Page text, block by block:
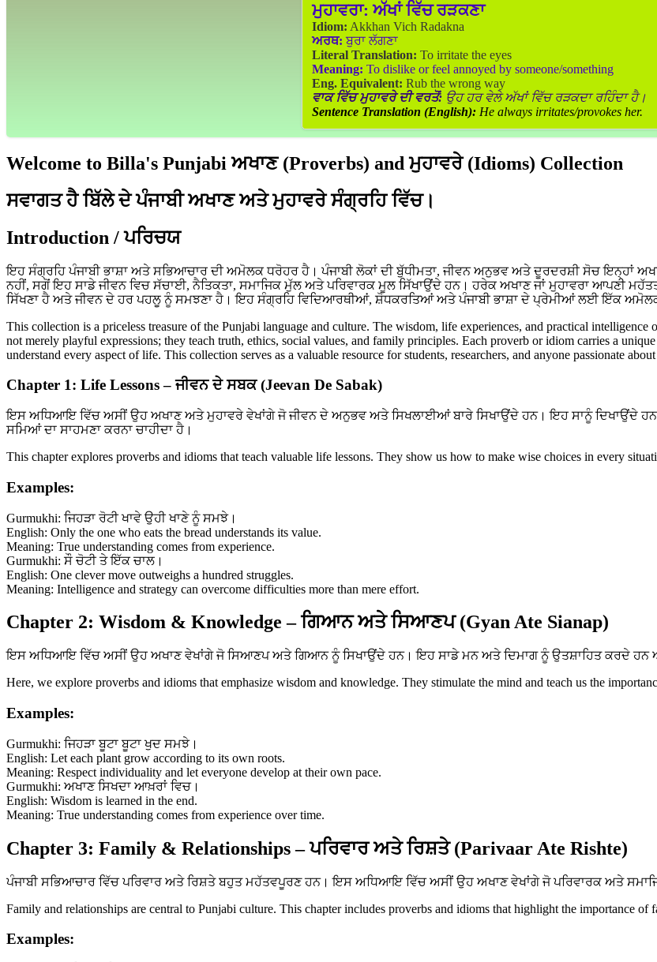
ਮੁਹਾਵਰਾ: ਅੱਖਾਂ ਵਿੱਚ ਰੜਕਣਾ
Idiom: Akkhan Vich Radakna
ਅਰਥ: ਬੁਰਾ ਲੱਗਣਾ
Literal Translation: To irritate the eyes
Meaning: To dislike or feel annoyed by someone/something
Eng. Equivalent: Rub the wrong way
ਵਾਕ ਵਿੱਚ ਮੁਹਾਵਰੇ ਦੀ ਵਰਤੋਂ: ਉਹ ਹਰ ਵੇਲੇ ਅੱਖਾਂ ਵਿੱਚ ਰੜਕਦਾ ਰਹਿੰਦਾ ਹੈ।
Sentence Translation (English): He always irritates/provokes her.
Welcome to Billa's Punjabi ਅਖਾਣ (Proverbs) and ਮੁਹਾਵਰੇ (Idioms) Collection
ਸਵਾਗਤ ਹੈ ਬਿੱਲੇ ਦੇ ਪੰਜਾਬੀ ਅਖਾਣ ਅਤੇ ਮੁਹਾਵਰੇ ਸੰਗ੍ਰਹਿ ਵਿੱਚ।
Introduction / ਪਰਿਚਯ
ਇਹ ਸੰਗ੍ਰਹਿ ਪੰਜਾਬੀ ਭਾਸ਼ਾ ਅਤੇ ਸਭਿਆਚਾਰ ਦੀ ਅਮੋਲਕ ਧਰੋਹਰ ਹੈ। ਪੰਜਾਬੀ ਲੋਕਾਂ ਦੀ ਬੁੱਧੀਮਤਾ, ਜੀਵਨ ਅਨੁਭਵ ਅਤੇ ਦੂਰਦਰਸ਼ੀ ਸੋਚ ਇਨ੍ਹਾਂ
ਨਹੀਂ, ਸਗੋਂ ਇਹ ਸਾਡੇ ਜੀਵਨ ਵਿਚ ਸੱਚਾਈ, ਨੈਤਿਕਤਾ, ਸਮਾਜਿਕ ਮੁੱਲ ਅਤੇ ਪਰਿਵਾਰਕ ਮੂਲ ਸਿੱਖਾਉਂਦੇ ਹਨ। ਹਰੇਕ ਅਖਾਣ ਜਾਂ ਮੁਹਾਵਰਾ ਆਪਣੀ
ਸਿੱਖਣਾ ਹੈ ਅਤੇ ਜੀਵਨ ਦੇ ਹਰ ਪਹਲੂ ਨੂੰ ਸਮਝਣਾ ਹੈ। ਇਹ ਸੰਗ੍ਰਹਿ ਵਿਦਿਆਰਥੀਆਂ, ਸ਼ੋਧਕਰਤਿਆਂ ਅਤੇ ਪੰਜਾਬੀ ਭਾਸ਼ਾ ਦੇ ਪ੍ਰੇਮੀਆਂ ਲਈ ਇੱਕ
This collection is a priceless treasure of the Punjabi language and culture. The wisdom, life experiences, and practical
not merely playful expressions; they teach truth, ethics, social values, and family principles. Each proverb or idiom carries a
understand every aspect of life. This collection serves as a valuable resource for students, researchers, and anyone passionate
Chapter 1: Life Lessons – ਜੀਵਨ ਦੇ ਸਬਕ (Jeevan De Sabak)
ਇਸ ਅਧਿਆਇ ਵਿੱਚ ਅਸੀਂ ਉਹ ਅਖਾਣ ਅਤੇ ਮੁਹਾਵਰੇ ਵੇਖਾਂਗੇ ਜੋ ਜੀਵਨ ਦੇ ਅਨੁਭਵ ਅਤੇ ਸਿਖਲਾਈਆਂ ਬਾਰੇ ਸਿਖਾਉਂਦੇ ਹਨ। ਇਹ ਸਾਨੂੰ ਦਿਖਾਉਂਦੇ ਹਨ
ਸਮਿਆਂ ਦਾ ਸਾਹਮਣਾ ਕਰਨਾ ਚਾਹੀਦਾ ਹੈ।
This chapter explores proverbs and idioms that teach valuable life lessons. They show us how to make wise choices in every
Examples:
Gurmukhi: ਜਿਹੜਾ ਰੋਟੀ ਖਾਵੇ ਉਹੀ ਖਾਣੇ ਨੂੰ ਸਮਝੇ।
English: Only the one who eats the bread understands its value.
Meaning: True understanding comes from experience.
Gurmukhi: ਸੌ ਚੋਟੀ ਤੇ ਇੱਕ ਚਾਲ।
English: One clever move outweighs a hundred struggles.
Meaning: Intelligence and strategy can overcome difficulties more than mere effort.
Chapter 2: Wisdom & Knowledge – ਗਿਆਨ ਅਤੇ ਸਿਆਣਪ (Gyan Ate Sianap)
ਇਸ ਅਧਿਆਇ ਵਿੱਚ ਅਸੀਂ ਉਹ ਅਖਾਣ ਵੇਖਾਂਗੇ ਜੋ ਸਿਆਣਪ ਅਤੇ ਗਿਆਨ ਨੂੰ ਸਿਖਾਉਂਦੇ ਹਨ। ਇਹ ਸਾਡੇ ਮਨ ਅਤੇ ਦਿਮਾਗ ਨੂੰ ਉਤਸ਼ਾਹਿਤ ਕਰਦੇ ਹਨ
Here, we explore proverbs and idioms that emphasize wisdom and knowledge. They stimulate the mind and teach us the
Examples:
Gurmukhi: ਜਿਹੜਾ ਬੂਟਾ ਬੂਟਾ ਖੁਦ ਸਮਝੇ।
English: Let each plant grow according to its own roots.
Meaning: Respect individuality and let everyone develop at their own pace.
Gurmukhi: ਅਖਾਣ ਸਿਖਦਾ ਆਖ਼ਰਾਂ ਵਿਚ।
English: Wisdom is learned in the end.
Meaning: True understanding comes from experience over time.
Chapter 3: Family & Relationships – ਪਰਿਵਾਰ ਅਤੇ ਰਿਸ਼ਤੇ (Parivaar Ate Rishte)
ਪੰਜਾਬੀ ਸਭਿਆਚਾਰ ਵਿੱਚ ਪਰਿਵਾਰ ਅਤੇ ਰਿਸ਼ਤੇ ਬਹੁਤ ਮਹੱਤਵਪੂਰਣ ਹਨ। ਇਸ ਅਧਿਆਇ ਵਿੱਚ ਅਸੀਂ ਉਹ ਅਖਾਣ ਵੇਖਾਂਗੇ ਜੋ ਪਰਿਵਾਰਕ ਅਤੇ
Family and relationships are central to Punjabi culture. This chapter includes proverbs and idioms that highlight the importance of
Examples: